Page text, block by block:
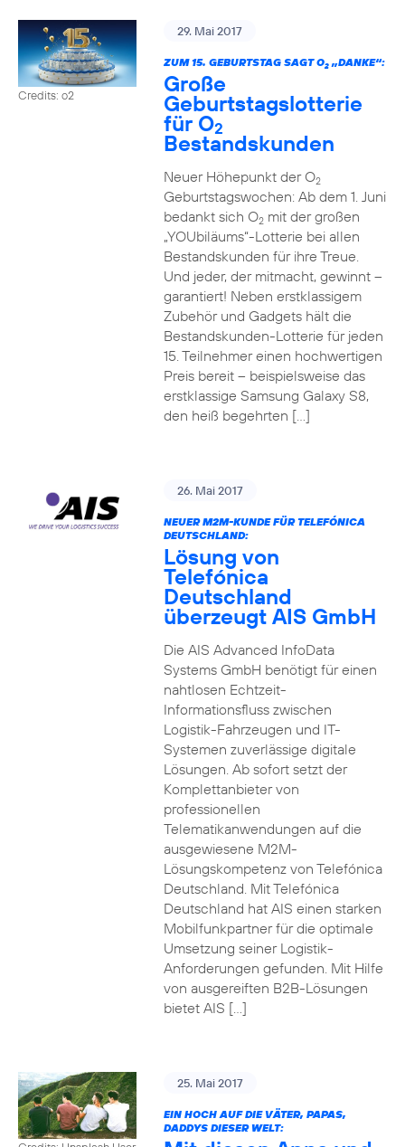
Credits: o2
29. Mai 2017
ZUM 15. GEBURTSTAG SAGT O2„DANKE“:
Große
Geburtstagslotterie
für O2
Bestandskunden
Neuer Höhepunkt der O2
Geburtstagswochen: Ab dem 1. Juni
bedankt sich O2mit der großen
„YOUbiläums“-Lotterie bei allen
Bestandskunden für ihre Treue.
Und jeder, der mitmacht, gewinnt –
garantiert! Neben erstklassigem
Zubehör und Gadgets hält die
Bestandskunden-Lotterie für jeden
15. Teilnehmer einen hochwertigen
Preis bereit – beispielsweise das
erstklassige Samsung Galaxy S8,
den heiß begehrten […]
26. Mai 2017
NEUER M2M-KUNDE FÜR TELEFÓNICA
DEUTSCHLAND:
Lösung von
Telefónica
Deutschland
überzeugt AIS GmbH
Die AIS Advanced InfoData
Systems GmbH benötigt für einen
nahtlosen Echtzeit-
Informationsfluss zwischen
Logistik-Fahrzeugen und IT-
Systemen zuverlässige digitale
Lösungen. Ab sofort setzt der
Komplettanbieter von
professionellen
Telematikanwendungen auf die
ausgewiesene M2M-
Lösungskompetenz von Telefónica
Deutschland. Mit Telefónica
Deutschland hat AIS einen starken
Mobilfunkpartner für die optimale
Umsetzung seiner Logistik-
Anforderungen gefunden. Mit Hilfe
von ausgereiften B2B-Lösungen
bietet AIS […]
25. Mai 2017
EIN HOCH AUF DIE VÄTER, PAPAS,
DADDYS DIESER WELT: